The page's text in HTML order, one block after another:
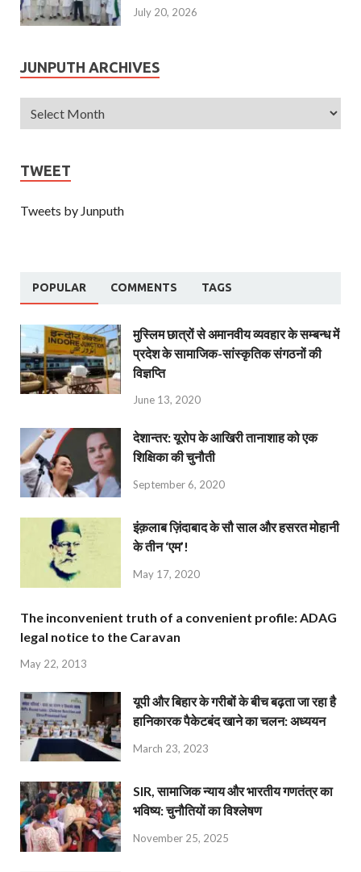
July 20, 2026
JUNPUTH ARCHIVES
TWEET
Tweets by Junputh
POPULAR COMMENTS TAGS
मुस्लिम छात्रों से अमानवीय व्यवहार के सम्बन्ध में
प्रदेश के सामाजिक-सांस्कृतिक संगठनों की
विज्ञप्ति
June 13, 2020
देशान्‍तर: यूरोप के आखिरी तानाशाह को एक
शिक्षिका की चुनौती
September 6, 2020
इंक़लाब ज़िंदाबाद के सौ साल और हसरत मोहानी
के तीन ‘एम’!
May 17, 2020
The inconvenient truth of a convenient profile: ADAG
legal notice to the Caravan
May 22, 2013
यूपी और बिहार के गरीबों के बीच बढ़ता जा रहा है
हानिकारक पैकेटबंद खाने का चलन: अध्ययन
March 23, 2023
SIR, सामाजिक न्याय और भारतीय गणतंत्र का
भविष्य: चुनौतियों का विश्लेषण
November 25, 2025